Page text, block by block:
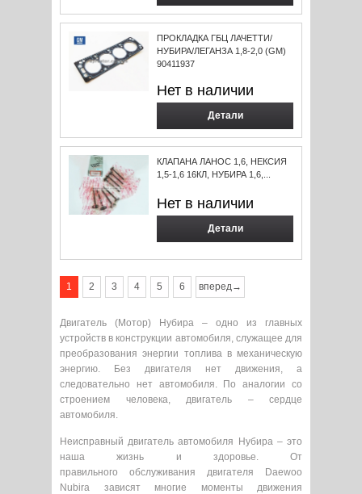
ПРОКЛАДКА ГБЦ ЛАЧЕТТИ/
НУБИРА/ЛЕГАНЗА 1,8-2,0 (GM)
90411937
Нет в наличии
Детали
КЛАПАНА ЛАНОС 1,6, НЕКСИЯ
1,5-1,6 16КЛ, НУБИРА 1,6,...
Нет в наличии
Детали
1 2 3 4 5 6 вперед→
Двигатель (Мотор) Нубира – одно из главных
устройств в конструкции автомобиля, служащее для
преобразования энергии топлива в механическую
энергию. Без двигателя нет движения, а
следовательно нет автомобиля. По аналогии со
строением человека, двигатель – сердце
автомобиля.
Неисправный двигатель автомобиля Нубира – это
наша жизнь и здоровье. От
правильного обслуживания двигателя Daewoo
Nubira зависят многие моменты движения